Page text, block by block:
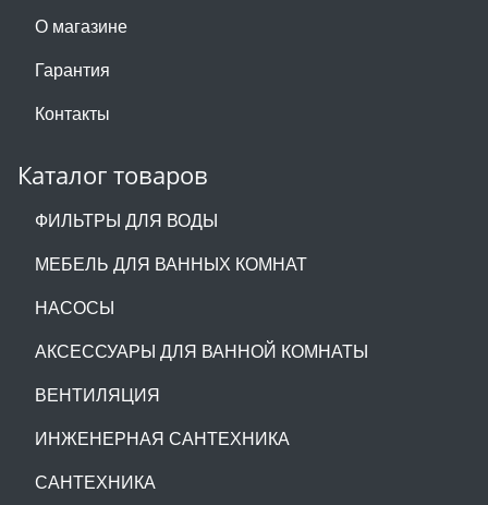
О магазине
Гарантия
Контакты
Каталог товаров
ФИЛЬТРЫ ДЛЯ ВОДЫ
МЕБЕЛЬ ДЛЯ ВАННЫХ КОМНАТ
НАСОСЫ
АКСЕССУАРЫ ДЛЯ ВАННОЙ КОМНАТЫ
ВЕНТИЛЯЦИЯ
ИНЖЕНЕРНАЯ САНТЕХНИКА
САНТЕХНИКА